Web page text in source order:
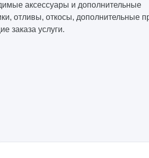
аксессуары и дополнительные
отливы, откосы, дополнительные
заказа услуги.